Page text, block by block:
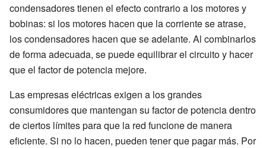
condensadores tienen el efecto contrario a los motores y
bobinas: si los motores hacen que la corriente se atrase,
los condensadores hacen que se adelante. Al combinarlos
de forma adecuada, se puede equilibrar el circuito y hacer
que el factor de potencia mejore.
Las empresas eléctricas exigen a los grandes
consumidores que mantengan su factor de potencia dentro
de ciertos límites para que la red funcione de manera
eficiente. Si no lo hacen, pueden tener que pagar más. Por